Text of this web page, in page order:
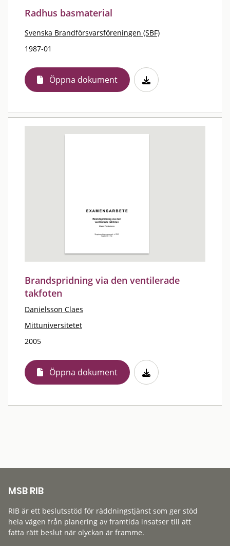
Radhus basmaterial
Svenska Brandförsvarsföreningen (SBF)
1987-01
Öppna dokument
Brandspridning via den ventilerade
takfoten
Danielsson Claes
Mittuniversitetet
2005
Öppna dokument
MSB RIB
RIB är ett beslutsstöd för räddningstjänst som ger stöd
hela vägen från planering av framtida insatser till att
fatta rätt beslut när olyckan är framme.